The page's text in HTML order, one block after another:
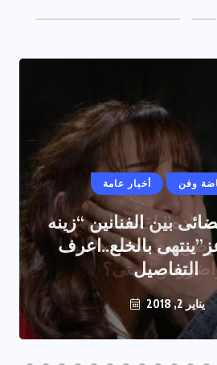
أخبار عامة وفن
بين الفنانين “زينه
بالخلع..اعرف
التفاصيل
يناير 2, 2018